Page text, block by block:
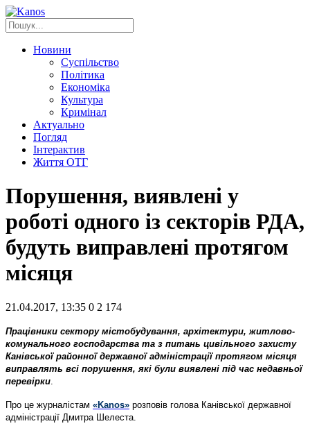
Новини
Суспільство
Політика
Економіка
Культура
Кримінал
Актуально
Погляд
Інтерактив
Життя ОТГ
Порушення, виявлені у
роботі одного із секторів РДА,
будуть виправлені протягом
місяця
21.04.2017, 13:35 0 2 174
Працівники сектору містобудування, архітектури, житлово-
комунального господарства та з питань цивільного захисту
Канівської районної державної адміністрації протягом місяця
виправлять всі порушення, які були виявлені під час недавньої
перевірки
Про це журналістам «Kanos» розповів голова Канівської державної
адміністрації Дмитра Шелеста.